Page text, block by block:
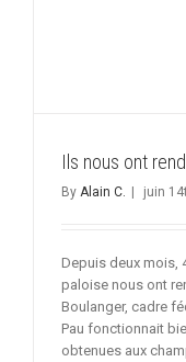
Ils nous ont
By Alain C. | juin
Depuis deux mois,
paloise nous ont
Boulanger, cadre
Pau fonctionnait
obtenues aux